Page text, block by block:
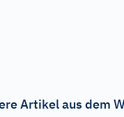
Artikel aus dem